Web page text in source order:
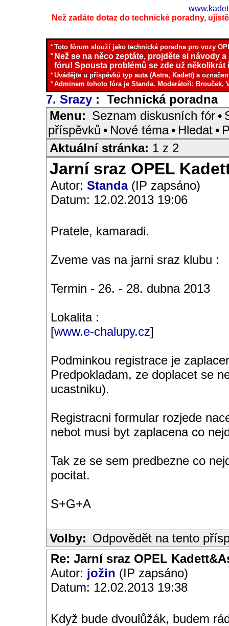
Než zadáte dotaz do technické poradny,
*Toto fórum slouží jako technická poradna pro vozy
* Než se na něco zeptáte, projděte si návody
fóru! Spousta problémů se zde už několikrát
*Uvádějte u příspěvků typ auta (Astra, Kadett) a
*Adminem tohoto fóra je Standa. Moderátoři: Brouček,
7. Srazy : Technická poradna
Menu: Seznam diskusních fór •
příspěvků • Nové téma • Hledat •
Aktuální stránka: 1 z 2
Jarní sraz OPEL
Autor: Standa(IP zapsáno)
Datum: 12.02.2013 19:06
Pratele, kamaradi.
Zveme vas na jarni sraz klubu :
Termin - 26. - 28. dubna 2013
Lokalita :
[www.e-chalupy.cz]
Podminkou registrace je
Predpokladam, ze doplacet se
ucastniku).
Registracni formular rozjede
nebot musi byt zaplacena co
Tak ze se sem predbezne co
pocitat.
S+G+A
Volby: Odpovědět na tento
Re: Jarní sraz OPEL
Autor: jožin (IP zapsáno)
Datum: 12.02.2013 19:38
Když bude dvoulůžák, budem